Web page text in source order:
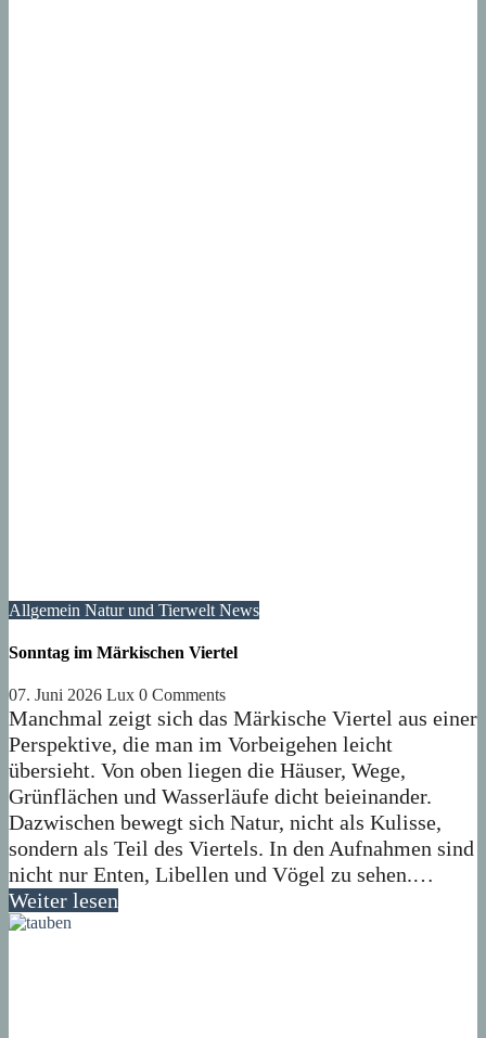
Allgemein Natur und Tierwelt News
Sonntag im Märkischen Viertel
07. Juni 2026 Lux 0 Comments
Manchmal zeigt sich das Märkische Viertel aus einer
Perspektive, die man im Vorbeigehen leicht
übersieht. Von oben liegen die Häuser, Wege,
Grünflächen und Wasserläufe dicht beieinander.
Dazwischen bewegt sich Natur, nicht als Kulisse,
sondern als Teil des Viertels. In den Aufnahmen sind
nicht nur Enten, Libellen und Vögel zu sehen.…
Weiter lesen